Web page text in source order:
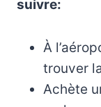
suivre:
À
trouver
Achète